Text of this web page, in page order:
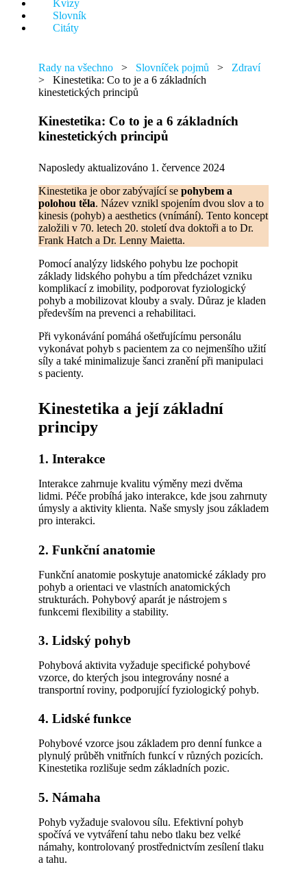
Kvízy
Slovník
Citáty
Rady na všechno > Slovníček pojmů > Zdraví
> Kinestetika: Co to je a 6 základních
kinestetických principů
Kinestetika: Co to je a 6 základních
kinestetických principů
Naposledy aktualizováno 1. července 2024
Kinestetika je obor zabývající se pohybem a
polohou těla. Název vznikl spojením dvou slov a to
kinesis (pohyb) a aesthetics (vnímání). Tento koncept
založili v 70. letech 20. století dva doktoři a to Dr.
Frank Hatch a Dr. Lenny Maietta.
Pomocí analýzy lidského pohybu lze pochopit
základy lidského pohybu a tím předcházet vzniku
komplikací z imobility, podporovat fyziologický
pohyb a mobilizovat klouby a svaly. Důraz je kladen
především na prevenci a rehabilitaci.
Při vykonávání pomáhá ošetřujícímu personálu
vykonávat pohyb s pacientem za co nejmenšího užití
síly a také minimalizuje šanci zranění při manipulaci
s pacienty.
Kinestetika a její základní
principy
1. Interakce
Interakce zahrnuje kvalitu výměny mezi dvěma
lidmi. Péče probíhá jako interakce, kde jsou zahrnuty
úmysly a aktivity klienta. Naše smysly jsou základem
pro interakci.
2. Funkční anatomie
Funkční anatomie poskytuje anatomické základy pro
pohyb a orientaci ve vlastních anatomických
strukturách. Pohybový aparát je nástrojem s
funkcemi flexibility a stability.
3. Lidský pohyb
Pohybová aktivita vyžaduje specifické pohybové
vzorce, do kterých jsou integrovány nosné a
transportní roviny, podporující fyziologický pohyb.
4. Lidské funkce
Pohybové vzorce jsou základem pro denní funkce a
plynulý průběh vnitřních funkcí v různých pozicích.
Kinestetika rozlišuje sedm základních pozic.
5. Námaha
Pohyb vyžaduje svalovou sílu. Efektivní pohyb
spočívá ve vytváření tahu nebo tlaku bez velké
námahy, kontrolovaný prostřednictvím zesílení tlaku
a tahu.